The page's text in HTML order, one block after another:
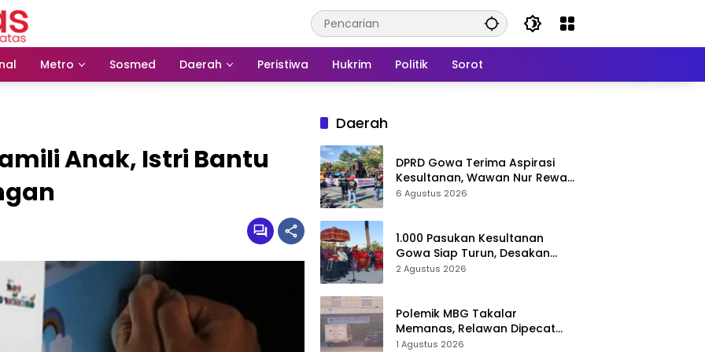
Metro Sosmed Daerah Peristiwa Hukrim Politik Sorot
Anak, Istri Bantu
Daerah
DPRD Gowa Terima Aspirasi
Kesultanan, Wawan Nur Rewa
Apresiasi Polresta Gowa
6 Agustus 2026
1.000 Pasukan Kesultanan
Gowa Siap Turun, Desakan
Cabut Perda LAD Menguat
2 Agustus 2026
Polemik MBG Takalar
Memanas, Relawan Dipecat
Sepihak? BGN Mulai Bongkar
1 Agustus 2026